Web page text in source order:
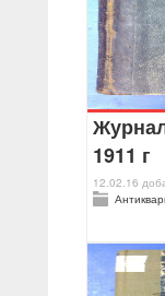
1911 г
12.02.16